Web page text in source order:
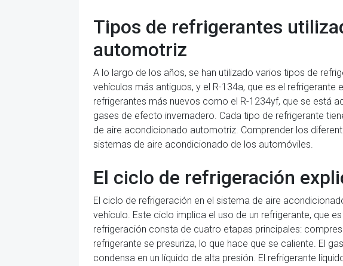
Tipos de refrigerantes
automotriz
A lo largo de los años, se han utilizado varios tipos de
vehículos más antiguos, y el R-134a, que es el
refrigerantes más nuevos como el R-1234yf, que se está
gases de efecto invernadero. Cada tipo de refrigerante
de aire acondicionado automotriz. Comprender los
sistemas de aire acondicionado de los automóviles.
El ciclo de refrigeración
El ciclo de refrigeración en el sistema de aire
vehículo. Este ciclo implica el uso de un refrigerante, que
refrigeración consta de cuatro etapas principales:
refrigerante se presuriza, lo que hace que se caliente. El
condensa en un líquido de alta presión. El refrigerante